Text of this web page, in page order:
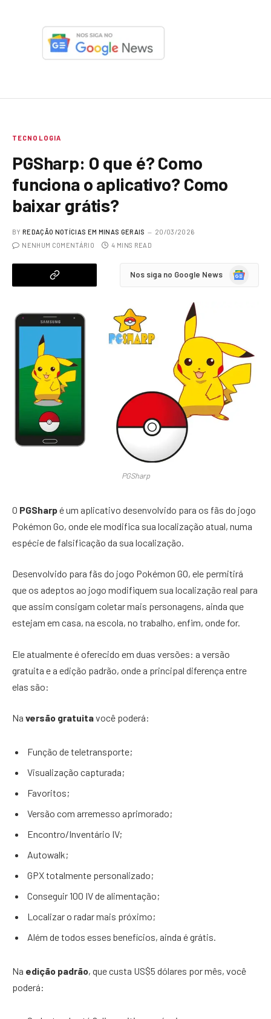
TECNOLOGIA
PGSharp: O que é? Como
funciona o aplicativo? Como
baixar grátis?
BY REDAÇÃO NOTÍCIAS EM MINAS GERAIS
20/03/2026
NENHUM COMENTÁRIO
4 MINS READ
Nos siga no Google News
Google
PGSharp
O PGSharpé um aplicativo desenvolvido para os fãs do jogo
Pokémon Go, onde ele modifica sua localização atual, numa
espécie de falsificação da sua localização.
Desenvolvido para fãs do jogo Pokémon GO, ele permitirá
que os adeptos ao jogo modifiquem sua localização real para
que assim consigam coletar mais personagens, ainda que
estejam em casa, na escola, no trabalho, enfim, onde for.
Ele atualmente é oferecido em duas versões: a versão
gratuita e a edição padrão, onde a principal diferença entre
elas são:
Na versão gratuitavocê poderá:
Função de teletransporte;
Visualização capturada;
Favoritos;
Versão com arremesso aprimorado;
Encontro/Inventário IV;
Autowalk;
GPX totalmente personalizado;
Conseguir 100 IV de alimentação;
Localizar o radar mais próximo;
Além de todos esses benefícios, ainda é grátis.
Na edição padrão, que custa US$5 dólares por mês, você
poderá: